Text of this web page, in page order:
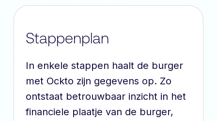
Stappenplan
In enkele stappen haalt de burger
met Ockto zijn gegevens op. Zo
ontstaat betrouwbaar inzicht in het
financiele plaatje van de burger,